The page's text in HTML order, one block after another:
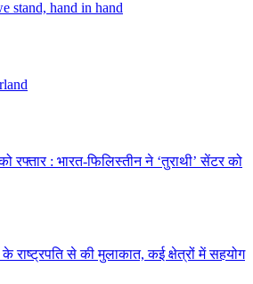
stand, hand in hand
रफ्तार : भारत-फिलिस्तीन ने ‘तुराथी’ सेंटर को
राष्ट्रपति से की मुलाकात, कई क्षेत्रों में सहयोग